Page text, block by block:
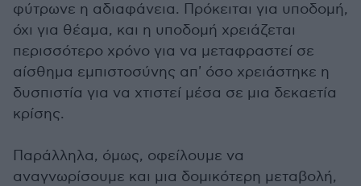
φύτρωνε η αδιαφάνεια. Πρόκειται για υποδομή,
όχι για θέαμα, και η υποδομή χρειάζεται
περισσότερο χρόνο για να μεταφραστεί σε
αίσθημα εμπιστοσύνης απ' όσο χρειάστηκε η
δυσπιστία για να χτιστεί μέσα σε μια δεκαετία
κρίσης.
Παράλληλα, όμως, οφείλουμε να
αναγνωρίσουμε και μια δομικότερη μεταβολή,